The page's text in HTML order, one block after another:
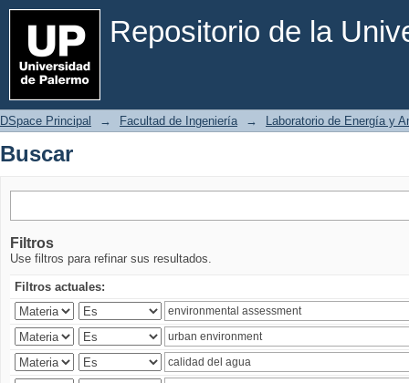
Repositorio de la
Buscar
DSpace Principal → Facultad de Ingeniería → Laboratorio de Energía y
Buscar
Filtros
Use filtros para refinar sus resultados.
Filtros actuales: